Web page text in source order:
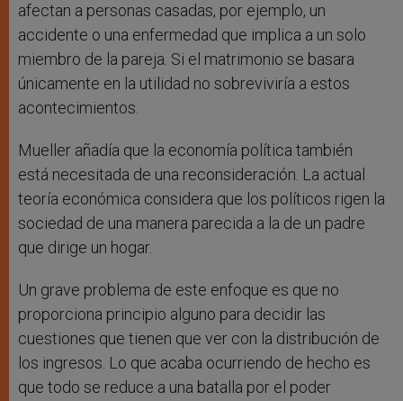
afectan a personas casadas, por ejemplo, un
accidente o una enfermedad que implica a un solo
miembro de la pareja. Si el matrimonio se basara
únicamente en la utilidad no sobreviviría a estos
acontecimientos.
Mueller añadía que la economía política también
está necesitada de una reconsideración. La actual
teoría económica considera que los políticos rigen la
sociedad de una manera parecida a la de un padre
que dirige un hogar.
Un grave problema de este enfoque es que no
proporciona principio alguno para decidir las
cuestiones que tienen que ver con la distribución de
los ingresos. Lo que acaba ocurriendo de hecho es
que todo se reduce a una batalla por el poder